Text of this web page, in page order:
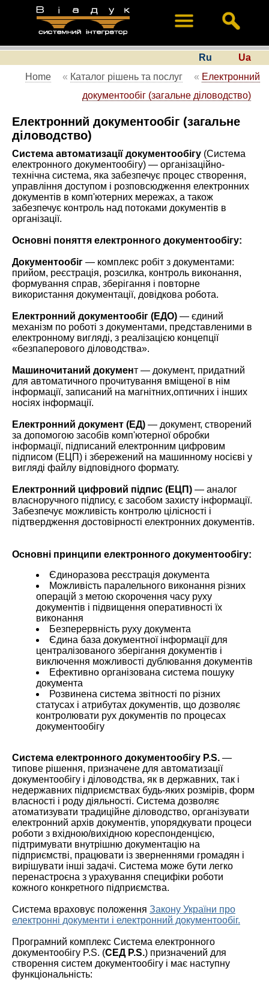
Ru
Ua
Home
« Каталог рішень та послуг « Електронний
документообіг (загальне діловодство)
Електронний документообіг (загальне
діловодство)
Система автоматизації документообігу (Система
електронного документообігу) — організаційно-
технічна система, яка забезпечує процес створення,
управління доступом і розповсюдження електронних
документів в комп'ютерних мережах, а також
забезпечує контроль над потоками документів в
організації.
Основні поняття електронного документообігу:
Документообіг — комплекс робіт з документами:
прийом, реєстрація, розсилка, контроль виконання,
формування справ, зберігання і повторне
використання документації, довідкова робота.
Електронний документообіг (ЕДО) — єдиний
механізм по роботі з документами, представленими в
електронному вигляді, з реалізацією концепції
«безпаперового діловодства».
Машиночитаний документ — документ, придатний
для автоматичного прочитування вміщеної в нім
інформації, записаний на магнітних,оптичних і інших
носіях інформації.
Електронний документ (ЕД) — документ, створений
за допомогою засобів комп'ютерної обробки
інформації, підписаний електронним цифровим
підписом (ЕЦП) і збережений на машинному носієві у
вигляді файлу відповідного формату.
Електронний цифровий підпис (ЕЦП) — аналог
власноручного підпису, є засобом захисту інформації.
Забезпечує можливість контролю цілісності і
підтвердження достовірності електронних документів.
Основні принципи електронного документообігу:
Єдиноразова реєстрація документа
Можливість паралельного виконання різних
операцій з метою скорочення часу руху
документів і підвищення оперативності їх
виконання
Безперервність руху документа
Єдина база документної інформації для
централізованого зберігання документів і
виключення можливості дублювання документів
Ефективно організована система пошуку
документа
Розвинена система звітності по різних
статусах і атрибутах документів, що дозволяє
контролювати рух документів по процесах
документообігу
Система електронного документообігу P.S. —
типове рішення, призначене для автоматизації
документообігу і діловодства, як в державних, так і
недержавних підприємствах будь-яких розмірів, форм
власності і роду діяльності. Система дозволяє
атоматизувати традиційне діловодство, організувати
електронний архів документів, упорядкувати процеси
роботи з вхідною/вихідною кореспонденцією,
підтримувати внутрішню документацію на
підприємстві, працювати із зверненнями громадян і
вирішувати інші задачі. Система може бути легко
перенастроєна з урахування специфіки роботи
кожного конкретного підприємства.
Система враховує положення Закону України про
електронні документи і електронний документообіг.
Програмний комплекс Система електронного
документообігу P.S. (СЕД P.S.) призначений для
створення систем документообігу і має наступну
функціональність: